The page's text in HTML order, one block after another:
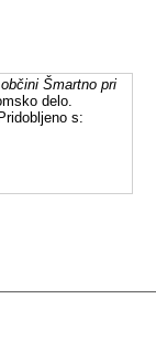
Šmartno pri
delo.
s: